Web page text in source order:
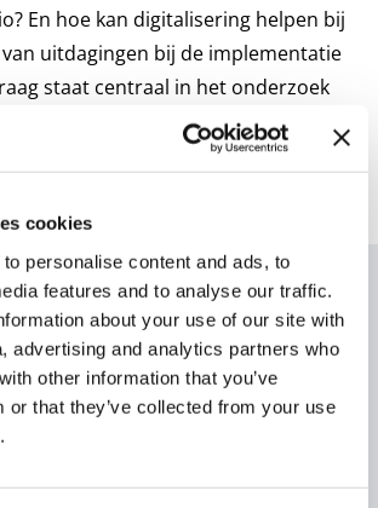
cookies
personalise content and ads, to
features and to analyse our traffic.
about your use of our site with
advertising and analytics partners who
other information that you’ve
or that they’ve collected from your use
En hoe kan digitalisering helpen bij
uitdagingen bij de implementatie
staat centraal in het onderzoek
hoogleraar ESG Transformation &
aan Nyenrode Business Universiteit,